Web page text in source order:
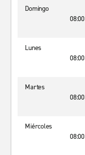
Domingo
Lunes
Martes
Miércoles